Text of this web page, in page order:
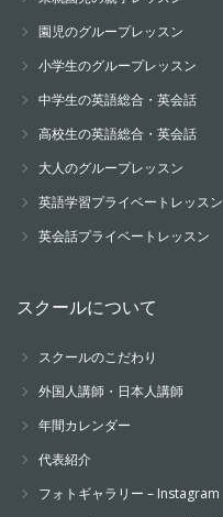
園児のグループレッスン
小学生のグループレッスン
中学生の英語総合・英会話
高校生の英語総合・英会話
大人のグループレッスン
英語学習プライベートレッスン
英会話プライベートレッスン
スクールについて
スクールのこだわり
外国人講師・日本人講師
年間カレンダー
代表紹介
フォトギャラリー – Instagram